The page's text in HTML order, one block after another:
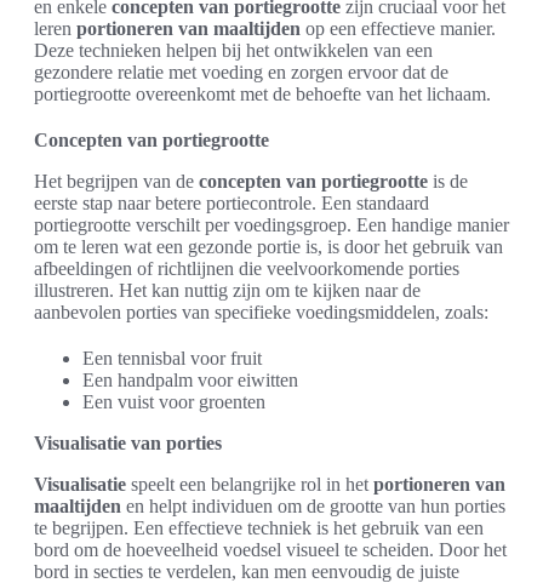
en enkele concepten van portiegrootte zijn cruciaal voor het
leren portioneren van maaltijden op een effectieve manier.
Deze technieken helpen bij het ontwikkelen van een
gezondere relatie met voeding en zorgen ervoor dat de
portiegrootte overeenkomt met de behoefte van het lichaam.
Concepten van portiegrootte
Het begrijpen van de concepten van portiegrootte is de
eerste stap naar betere portiecontrole. Een standaard
portiegrootte verschilt per voedingsgroep. Een handige manier
om te leren wat een gezonde portie is, is door het gebruik van
afbeeldingen of richtlijnen die veelvoorkomende porties
illustreren. Het kan nuttig zijn om te kijken naar de
aanbevolen porties van specifieke voedingsmiddelen, zoals:
Een tennisbal voor fruit
Een handpalm voor eiwitten
Een vuist voor groenten
Visualisatie van porties
Visualisatie speelt een belangrijke rol in het portioneren van
maaltijden en helpt individuen om de grootte van hun porties
te begrijpen. Een effectieve techniek is het gebruik van een
bord om de hoeveelheid voedsel visueel te scheiden. Door het
bord in secties te verdelen, kan men eenvoudig de juiste